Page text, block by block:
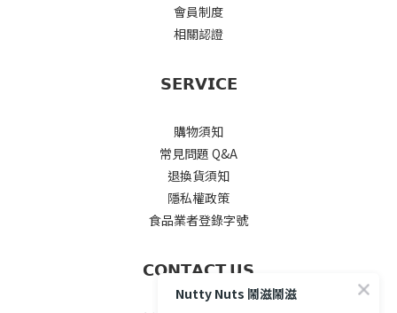
會員制度
相關認證
𝗦𝗘𝗥𝗩𝗜𝗖𝗘
購物須知
常見問題 Q&A
退換貨須知
隱私權政策
食品業者登錄字號
𝗖𝗢𝗡𝗧𝗔𝗖𝗧 𝗨𝗦
Nutty Nuts 鬧滋鬧滋